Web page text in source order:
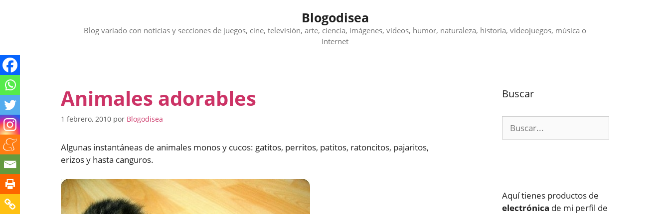
Blogodisea
Blog variado con noticias y secciones de juegos, cine, televisión, arte, ciencia, imágenes, videos, humor, naturaleza, historia, videojuegos, música o
Internet
Animales adorables
1 febrero, 2010 por Blogodisea
Algunas instantáneas de animales monos y cucos: gatitos, perritos, patitos, ratoncitos, pajaritos,
erizos y hasta canguros.
Buscar
Aquí tienes productos de
electrónica de mi perfil de